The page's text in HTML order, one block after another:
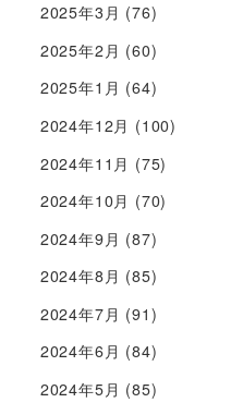
2025年3月 (76)
2025年2月 (60)
2025年1月 (64)
2024年12月 (100)
2024年11月 (75)
2024年10月 (70)
2024年9月 (87)
2024年8月 (85)
2024年7月 (91)
2024年6月 (84)
2024年5月 (85)